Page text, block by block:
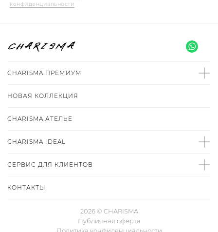
конфиденциальности
CHARISMA ПРЕМИУМ
НОВАЯ КОЛЛЕКЦИЯ
CHARISMA АТЕЛЬЕ
CHARISMA IDEAL
СЕРВИС ДЛЯ КЛИЕНТОВ
КОНТАКТЫ
2026 © CHARISMA
Публичная оферта